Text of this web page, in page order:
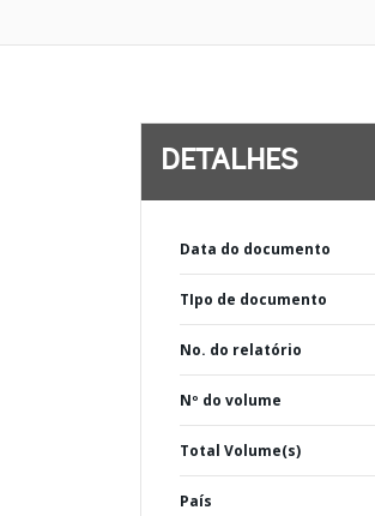
DETALHES
Data do documento
TIpo de documento
No. do relatório
Nº do volume
Total Volume(s)
País